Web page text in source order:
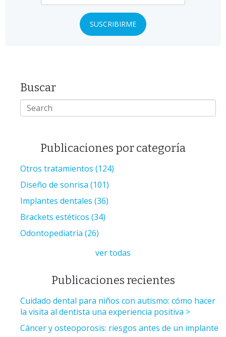
Buscar
Publicaciones por categoría
Otros tratamientos (124)
Diseño de sonrisa (101)
Implantes dentales (36)
Brackets estéticos (34)
Odontopediatría (26)
ver todas
Publicaciones recientes
Cuidado dental para niños con autismo: cómo hacer
la visita al dentista una experiencia positiva
Cáncer y osteoporosis: riesgos antes de un implante